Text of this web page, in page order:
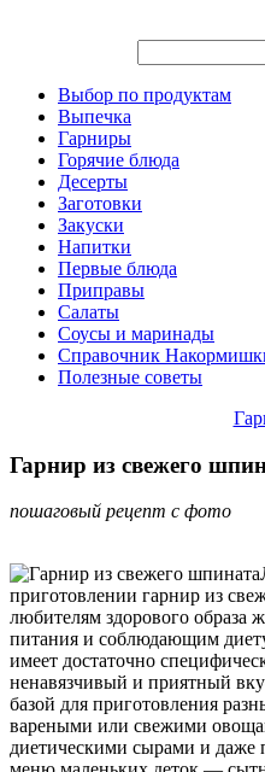
Выбор по продуктам
Выпечка
Гарниры
Горячие блюда
Десерты
Заготовки
Закуски
Напитки
Первые блюда
Приправы
Салаты
Соусы и маринады
Справочник
Полезные советы
Гарнир из свежего
пошаговый рецепт с фото
приготовлении гарнир из
любителям здорового образа
питания и соблюдающим
имеет достаточно
ненавязчивый и приятный
базой для приготовления
вареными или свежими
диетическими сырами и даже